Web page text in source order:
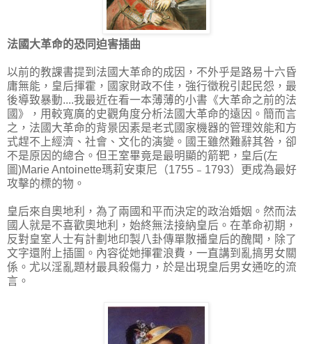
法國大革命的恐同迫害插曲
以前的教課書提到法國大革命的成因，不外乎是路易十六昏
庸無能，皇后揮霍，國家財政不佳，強行徵稅引起民怨，最
後導致暴動....我最近在看一本薄薄的小書《大革命之前的法
國》，用較寬廣的史觀角度分析法國大革命的遠因。簡而言
之，法國大革命的背景因素是老式國家機器的管理效能和方
式趕不上經濟、社會、文化的演變。國王雖然難辭其咎，卻
不是原因的總合。但王室畢竟是最明顯的箭靶，皇后(左
圖)Marie Antoinette瑪莉安東尼（1755﹣1793）更成為最好
攻擊的標的物。
皇后來自奧地利，為了兩國和平而決定的政治婚姻。然而法
國人就是不喜歡奧地利，始終無法接納皇后。在革命初期，
反對皇室人士有計劃地印製八卦傳單散播皇后的醜聞，除了
文字還附上插圖。內容從她揮霍浪費，一直講到亂搞男女關
係。尤以淫亂題材最具殺傷力，於是出現皇后男女通吃的流
言。